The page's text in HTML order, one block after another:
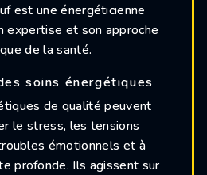
est une énergéticienne
expertise et son approche
de la santé.
soins énergétiques
de qualité peuvent
le stress, les tensions
émotionnels et à
profonde. Ils agissent sur